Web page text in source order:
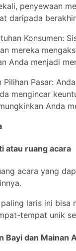
penyewaan
daripada
Konsumen:
mereka
Anda menjadi
Pilihan Pasar:
mengincar
Anda
atau ruang acara
acara yang
laris ini
tempat unik
Bayi dan Mainan